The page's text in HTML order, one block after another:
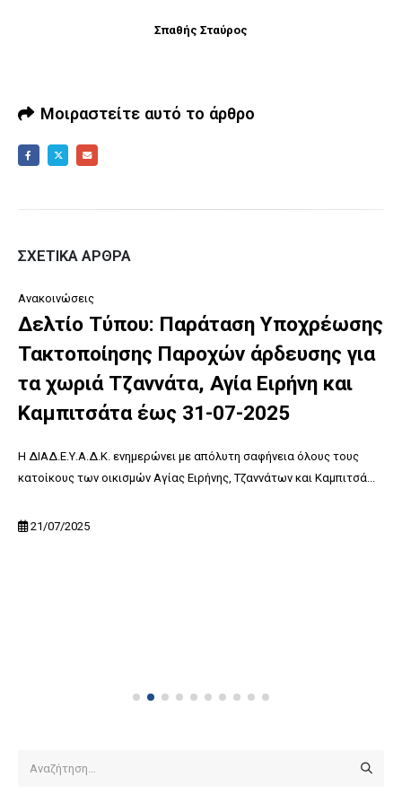
Σπαθής Σταύρος
Μοιραστείτε αυτό το άρθρο
ΣΧΕΤΙΚΆ ΆΡΘΡΑ
Ανακοινώσεις
Δελτίο Τύπου: Παράταση Υποχρέωσης
Τακτοποίησης Παροχών άρδευσης για
τα χωριά Τζαννάτα, Αγία Ειρήνη και
Καμπιτσάτα έως 31-07-2025
Η ΔΙΑΔ.Ε.Υ.Α.Δ.Κ. ενημερώνει με απόλυτη σαφήνεια όλους τους
κατοίκους των οικισμών Αγίας Ειρήνης, Τζαννάτων και Καμπιτσά...
21/07/2025